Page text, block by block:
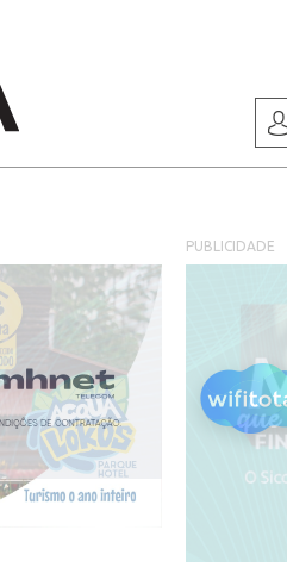
PUBLICIDADE